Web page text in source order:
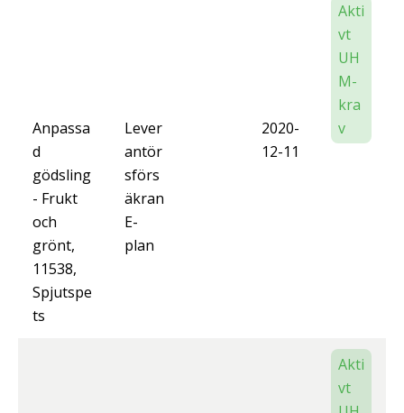
Anpassa
d
gödsling
- Frukt
och
grönt,
11538,
Spjutspe
ts
Lever
antör
sförs
äkran
E-
plan
2020-
12-11
Akti
vt
UH
M-
kra
v
Akti
vt